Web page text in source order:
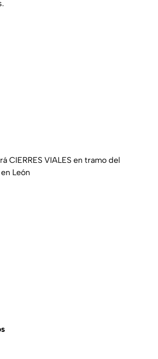
CIERRES VIALES en tramo del
León